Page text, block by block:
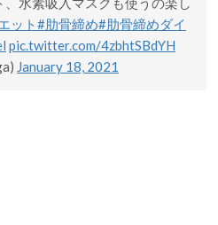
ット#肋骨締め#肋骨締めダイ
pic.twitter.com/4zbhtSBdYH
January 18, 2021